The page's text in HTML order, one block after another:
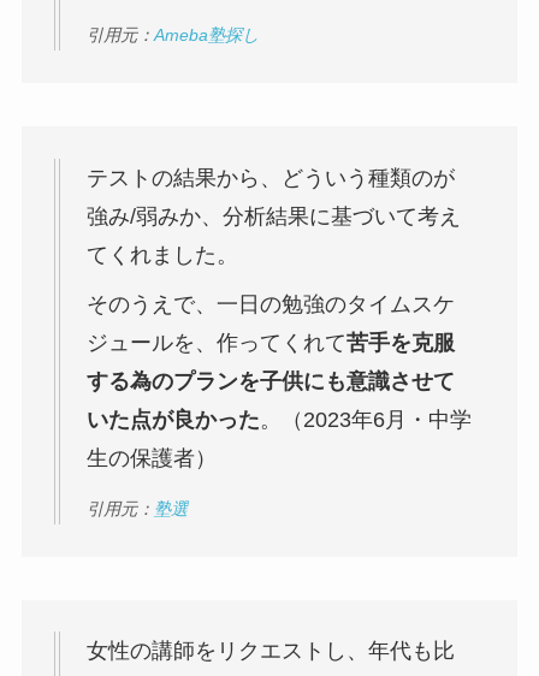
引用元： Ameba塾探し
テストの結果から、どういう種類のが
強み/弱みか、分析結果に基づいて考え
てくれました。
そのうえで、一日の勉強のタイムスケ
ジュールを、作ってくれて苦手を克服
する為のプランを子供にも意識させて
いた点が良かった。（2023年6月・中学
生の保護者）
引用元： 塾選
女性の講師をリクエストし、年代も比